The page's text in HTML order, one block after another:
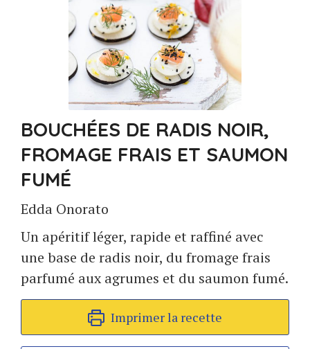
BOUCHÉES DE RADIS NOIR,
FROMAGE FRAIS ET SAUMON
FUMÉ
Edda Onorato
Un apéritif léger, rapide et raffiné avec
une base de radis noir, du fromage frais
parfumé aux agrumes et du saumon fumé.
Imprimer la recette